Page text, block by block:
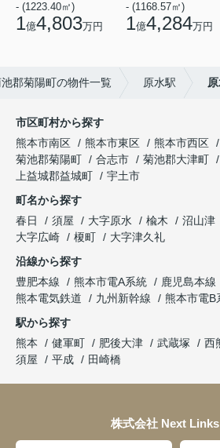
- (1223.40㎡)
1億4,803万円
- (1168.57㎡)
1億4,284万円
郡菊陽町の物件一覧 原水駅
市区町村から探す
熊本市南区
熊本市東区 熊本市西区
菊池郡菊陽町
合志市 菊池郡大津町
上益城郡益城町
宇土市
町名から探す
春日
須屋 大字原水 楡木 沼山津
大字広崎
榎町
大字津久礼
沿線から探す
豊肥本線
熊本市電A系統 鹿児島本線
熊本電気鉄道
九州新幹線
熊本市電B
駅から探す
熊本
健軍町 肥後大津 武蔵塚 西
須屋
平成 田崎橋
株式会社 Next